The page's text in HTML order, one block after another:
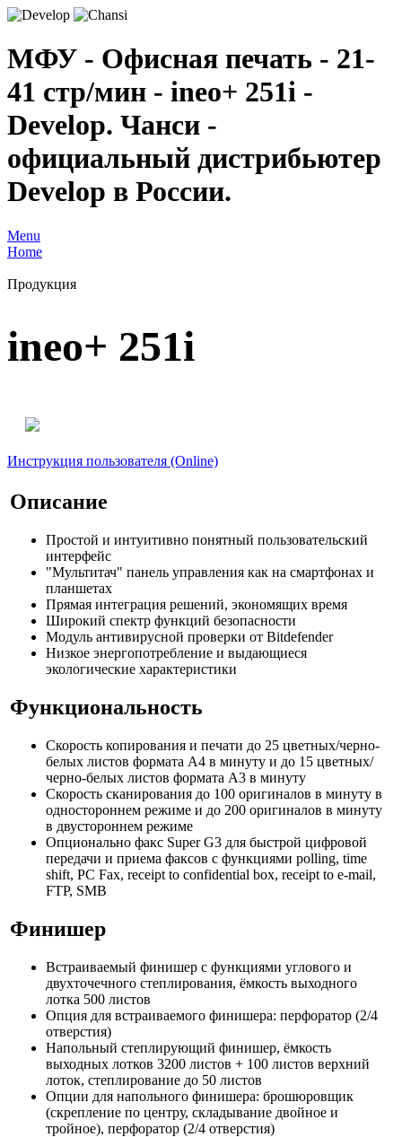
МФУ - Офисная печать - 21-
41 стр/мин - ineo+ 251i -
Develop. Чанси -
официальный дистрибьютер
Develop в России.
Menu
Home
Продукция
ineo+ 251i
Инструкция пользователя (Online)
Описание
Простой и интуитивно понятный пользовательский
интерфейс
"Мультитач" панель управления как на смартфонах и
планшетах
Прямая интеграция решений, экономящих время
Широкий спектр функций безопасности
Модуль антивирусной проверки от Bitdefender
Низкое энергопотребление и выдающиеся
экологические характеристики
Функциональность
Скорость копирования и печати до 25 цветных/черно-
белых листов формата А4 в минуту и до 15 цветных/
черно-белых листов формата А3 в минуту
Скорость сканирования до 100 оригиналов в минуту в
одностороннем режиме и до 200 оригиналов в минуту
в двустороннем режиме
Опционально факс Super G3 для быстрой цифровой
передачи и приема факсов с функциями polling, time
shift, PC Fax, receipt to confidential box, receipt to e-mail,
FTP, SMB
Финишер
Встраиваемый финишер с функциями углового и
двухточечного степлирования, ёмкость выходного
лотка 500 листов
Опция для встраиваемого финишера: перфоратор (2/4
отверстия)
Напольный степлирующий финишер, ёмкость
выходных лотков 3200 листов + 100 листов верхний
лоток, степлирование до 50 листов
Опции для напольного финишера: брошюровщик
(скрепление по центру, складывание двойное и
тройное), перфоратор (2/4 отверстия)